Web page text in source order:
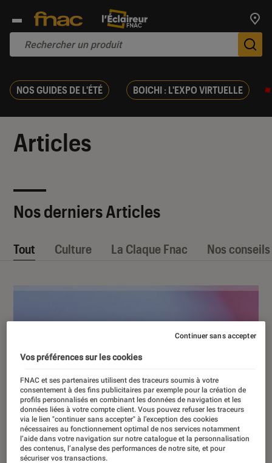
NOS GUIDES DE L'ÉTÉ BOICHI : L'EXPO VIRTUELLE
Articles
Nos derniers Articles
Tout Culture La Claque Fnac Nos conseils
Vos préférences sur les cookies
FNAC et ses partenaires utilisent des traceurs soumis à votre
consentement à des fins publicitaires par exemple pour la création de
profils personnalisés en combinant les données de navigation et les
données liées à votre compte client. Vous pouvez refuser les traceurs
via le lien "continuer sans accepter" à l’exception des cookies
nécessaires au fonctionnement optimal de nos services notamment
l’aide dans votre navigation sur notre catalogue et la personnalisation
des contenus, l’analyse des performances de notre site, et pour
sécuriser vos transactions.
Continuer sans accepter